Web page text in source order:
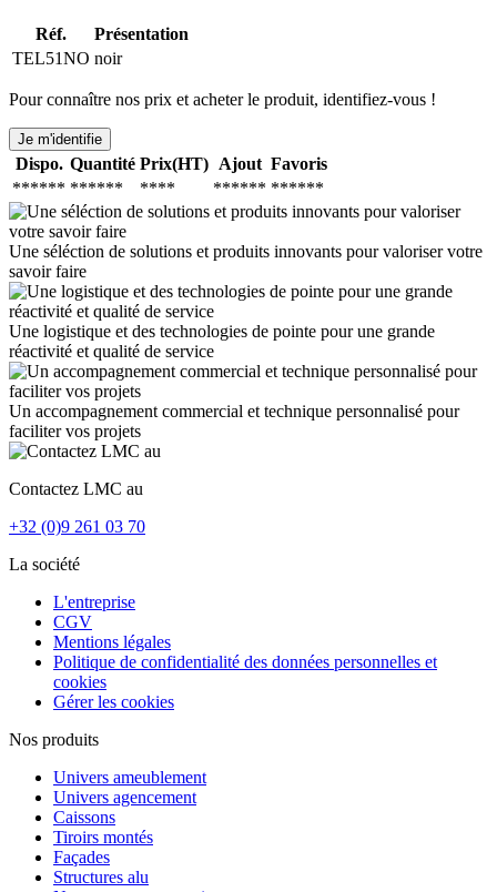
Réf.
Présentation
TEL51NO noir
Pour connaître nos prix et acheter le produit, identifiez-vous !
Je m'identifie
Dispo. Quantité Prix(HT) Ajout Favoris
****** ****** **** ****** ******
Une séléction de solutions et produits innovants pour valoriser votre
savoir faire
Une logistique et des technologies de pointe pour une grande
réactivité et qualité de service
Un accompagnement commercial et technique personnalisé pour
faciliter vos projets
Contactez LMC au
+32 (0)9 261 03 70
La société
L'entreprise
CGV
Mentions légales
Politique de confidentialité des données personnelles et
cookies
Gérer les cookies
Nos produits
Univers ameublement
Univers agencement
Caissons
Tiroirs montés
Façades
Structures alu